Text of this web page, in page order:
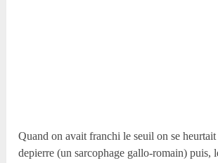
Quand on avait franchi le seuil on se heurtait
depierre (un sarcophage gallo-romain) puis,